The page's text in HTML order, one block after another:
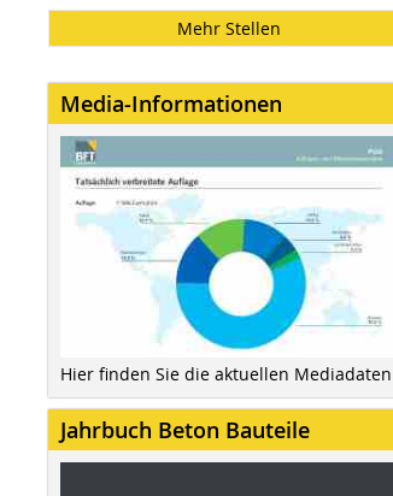
Mehr Stellen
Media-Informationen
Hier finden Sie die aktuellen Mediadaten
Jahrbuch Beton Bauteile